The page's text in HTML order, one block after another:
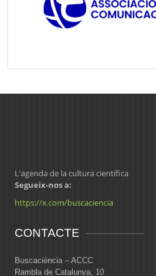
L'agenda de la cultura científica
Segueix-nos a:
https://x.com/buscaciencia
CONTACTE
Buscaciència – ACCC
Rambla de Catalunya, 10